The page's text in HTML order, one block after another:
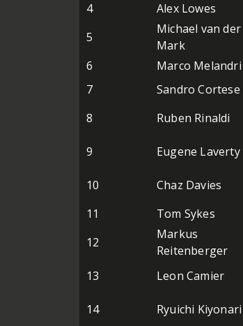
4
Alex Lowes
5
Michael van der
Mark
6
Marco Melandri
7
Sandro Cortese
8
Ruben Rinaldi
9 Eugene Laverty
10 Chaz Davies
11
Tom Sykes
12
Markus
Reitenberger
13 Leon Camier
14 Ryuichi Kiyonari